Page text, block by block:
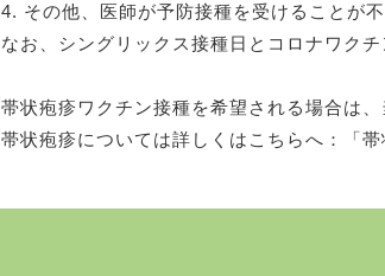
4. その他、医師が予防接種を受けることが
なお、シングリックス接種日とコロナワク
帯状疱疹ワクチン接種を希望される場合は、
帯状疱疹については詳しくはこちらへ：「帯